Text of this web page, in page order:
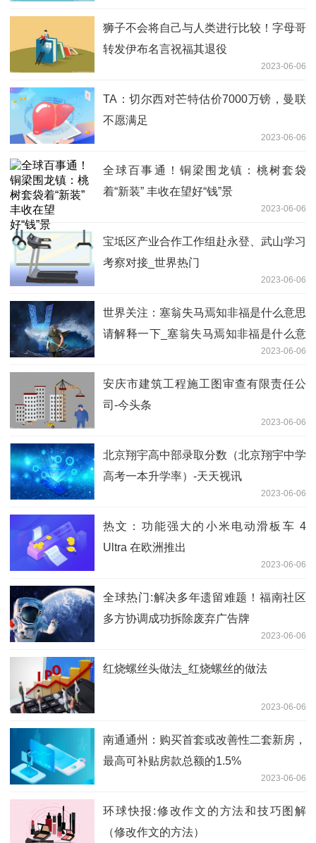
狮子不会将自己与人类进行比较！字母哥
转发伊布名言祝福其退役
2023-06-06
TA：切尔西对芒特估价7000万镑，曼联
不愿满足
2023-06-06
全球百事通！铜梁围龙镇：桃树套袋
着“新装” 丰收在望好“钱”景
2023-06-06
宝坻区产业合作工作组赴永登、武山学习
考察对接_世界热门
2023-06-06
世界关注：塞翁失马焉知非福是什么意思
请解释一下_塞翁失马焉知非福是什么意
2023-06-06
安庆市建筑工程施工图审查有限责任公
司-今头条
2023-06-06
北京翔宇高中部录取分数（北京翔宇中学
高考一本升学率）-天天视讯
2023-06-06
热文：功能强大的小米电动滑板车 4
Ultra 在欧洲推出
2023-06-06
全球热门:解决多年遗留难题！福南社区
多方协调成功拆除废弃广告牌
2023-06-06
红烧螺丝头做法_红烧螺丝的做法
2023-06-06
南通通州：购买首套或改善性二套新房，
最高可补贴房款总额的1.5%
2023-06-06
环球快报:修改作文的方法和技巧图解
（修改作文的方法）